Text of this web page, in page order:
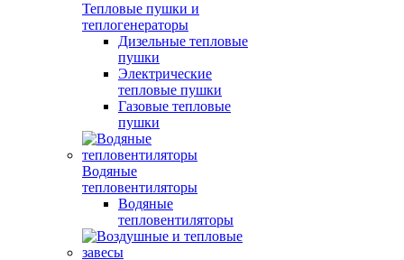
Тепловые пушки и
теплогенераторы
Дизельные тепловые
пушки
Электрические
тепловые пушки
Газовые тепловые
пушки
Водяные
тепловентиляторы
Водяные
тепловентиляторы